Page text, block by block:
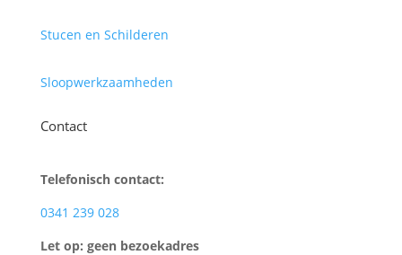
Stucen en Schilderen
Sloopwerkzaamheden
Contact
Telefonisch contact:
0341 239 028
Let op: geen bezoekadres